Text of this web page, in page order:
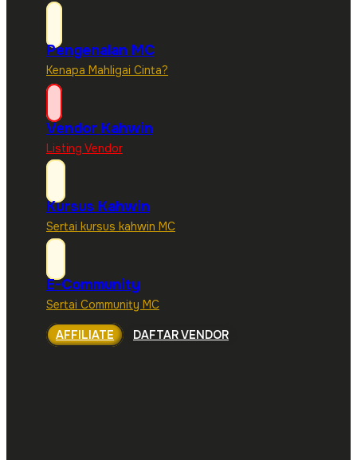
Pengenalan MC
Kenapa Mahligai Cinta?
Vendor Kahwin
Listing Vendor
Kursus Kahwin
Sertai kursus kahwin MC
E-Community
Sertai Community MC
AFFILIATE DAFTAR VENDOR